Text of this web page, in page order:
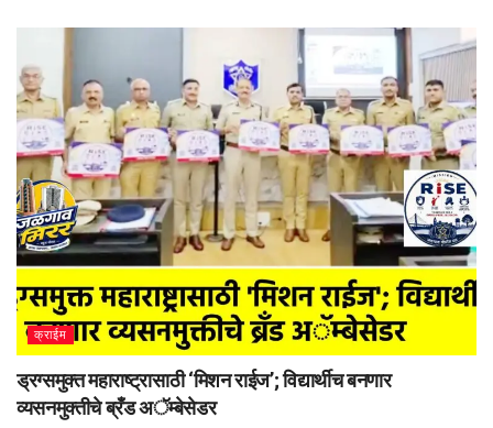
क्राईम
ड्रग्समुक्त महाराष्ट्रासाठी ‘मिशन राईज’; विद्यार्थीच बनणार
व्यसनमुक्तीचे ब्रँड अॅम्बेसेडर